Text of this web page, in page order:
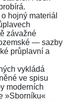
hojný materiál
závažné
— sazby
průplavní a
vykládá
ve spisu
moderních
»Sborníku«